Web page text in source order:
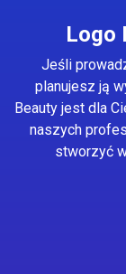
Logo
Jeśli
planujesz ją
Beauty jest dla
naszych
stworzyć